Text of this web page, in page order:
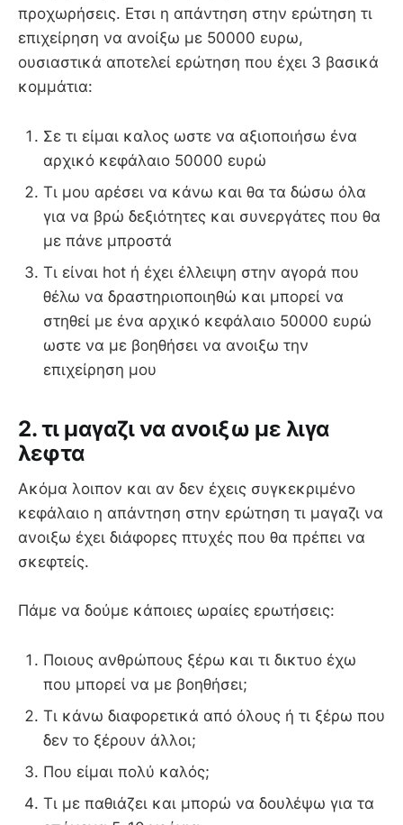
προχωρήσεις. Ετσι η απάντηση στην ερώτηση τι
επιχείρηση να ανοίξω με 50000 ευρω,
ουσιαστικά αποτελεί ερώτηση που έχει 3 βασικά
κομμάτια:
Σε τι είμαι καλος ωστε να αξιοποιήσω ένα
αρχικό κεφάλαιο 50000 ευρώ
Τι μου αρέσει να κάνω και θα τα δώσω όλα
για να βρώ δεξιότητες και συνεργάτες που θα
με πάνε μπροστά
Τι είναι hot ή έχει έλλειψη στην αγορά που
θέλω να δραστηριοποιηθώ και μπορεί να
στηθεί με ένα αρχικό κεφάλαιο 50000 ευρώ
ωστε να με βοηθήσει να ανοιξω την
επιχείρηση μου
2. τι μαγαζι να ανοιξω με λιγα
λεφτα
Ακόμα λοιπον και αν δεν έχεις συγκεκριμένο
κεφάλαιο η απάντηση στην ερώτηση τι μαγαζι να
ανοιξω έχει διάφορες πτυχές που θα πρέπει να
σκεφτείς.
Πάμε να δούμε κάποιες ωραίες ερωτήσεις:
Ποιους ανθρώπους ξέρω και τι δικτυο έχω
που μπορεί να με βοηθήσει;
Τι κάνω διαφορετικά από όλους ή τι ξέρω που
δεν το ξέρουν άλλοι;
Που είμαι πολύ καλός;
Τι με παθιάζει και μπορώ να δουλέψω για τα